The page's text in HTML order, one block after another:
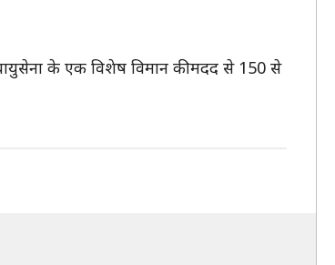
के एक विशेष विमान की मदद से 150 से